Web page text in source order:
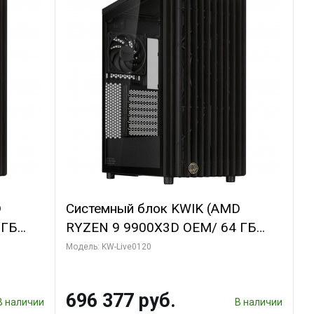
наличии
Системный блок KWIK (AMD
RYZEN 9 9900X3D OEM/ 64 ГБ
ОЗУ/ Afox RTX4090 24GB GDDR6X
Модель: KW-Live0120
696 377 руб. В наличии